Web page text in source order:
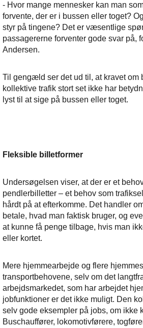
- Hvor mange mennesker kan man
forvente, der er i bussen eller toget?
styr på tingene? Det er væsentlige
passagererne forventer gode svar på,
Andersen.
Til gengæld ser det ud til, at kravet om
kollektive trafik stort set ikke har
lyst til at sige på bussen eller toget.
Fleksible billetformer
Undersøgelsen viser, at der er et
pendlerbilletter – et behov som
hårdt på at efterkomme. Det handler
betale, hvad man faktisk bruger, og
at kunne få penge tilbage, hvis man
eller kortet.
Mere hjemmearbejde og flere
transportbehovene, selv om det
arbejdsmarkedet, som har arbejdet
jobfunktioner er det ikke muligt. Den
selv gode eksempler på jobs, om ikke
Buschauffører, lokomotivførere,